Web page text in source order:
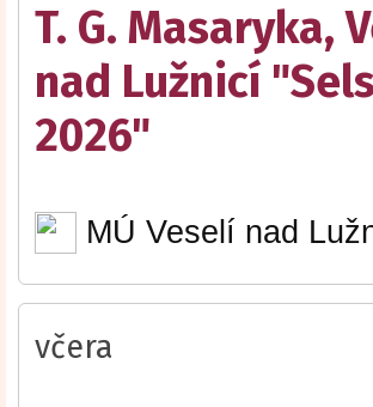
T. G. Masaryka,
nad Lužnicí
2026"
MÚ Veselí nad
včera